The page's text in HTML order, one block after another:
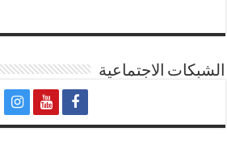
الشبكات الاجتماعية